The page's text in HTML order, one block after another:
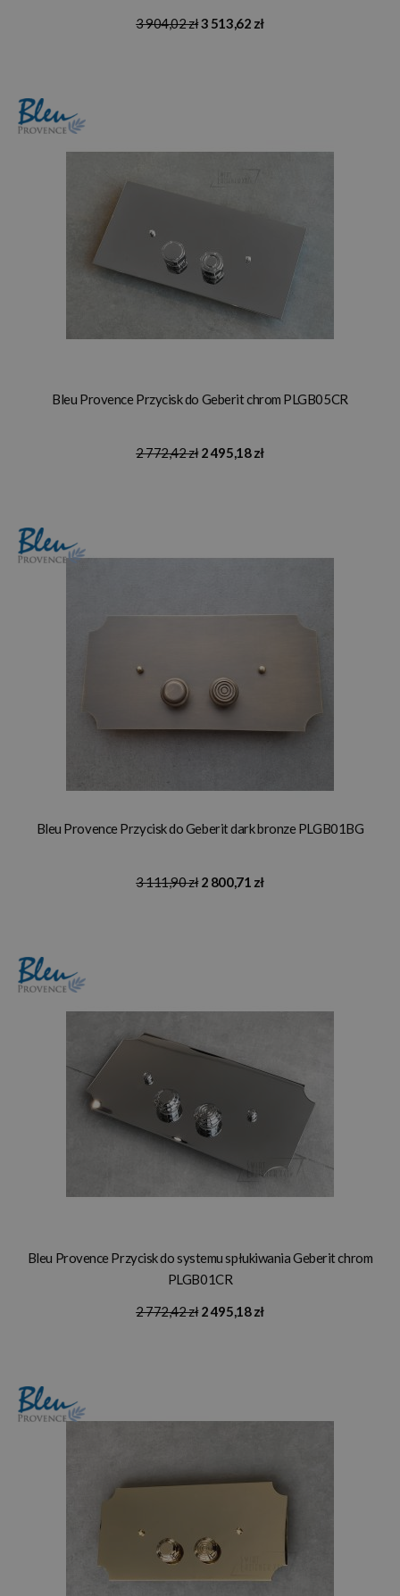
3 904,02 zł3 513,62 zł
Bleu Provence Przycisk do Geberit chrom PLGB05CR
2 772,42 zł 2 495,18 zł
Bleu Provence Przycisk do Geberit dark bronze PLGB01BG
3 111,90 zł 2 800,71 zł
Bleu Provence Przycisk do systemu spłukiwania Geberit chrom
PLGB01CR
2 772,42 zł 2 495,18 zł